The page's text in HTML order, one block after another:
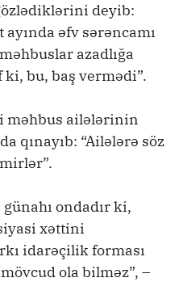
deyib:
əfv sərəncamı
azadlığa
ki, bu, baş vermədi”.
məhbus ailələrinin
qınayıb: “Ailələrə söz
ondadır ki,
xəttini
idarəçilik forması
ola bilməz”, –